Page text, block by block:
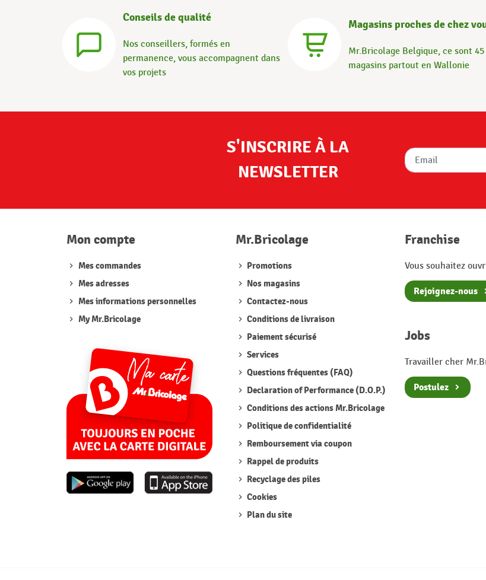
Conseils de qualité
Nos conseillers, formés en
permanence, vous accompagnent dans
vos projets
Magasins proches de chez
Mr.Bricolage Belgique, ce sont 45
magasins partout en Wallonie
S'INSCRIRE À LA
NEWSLETTER
Mon compte
Mes commandes
Mes adresses
Mes informations personnelles
My Mr.Bricolage
Mr.Bricolage
Promotions
Nos magasins
Contactez-nous
Conditions de livraison
Paiement sécurisé
Services
Questions fréquentes (FAQ)
Declaration of Performance (D.O.P.)
Conditions des actions Mr.Bricolage
Politique de confidentialité
Remboursement via coupon
Rappel de produits
Recyclage des piles
Cookies
Plan du site
Franchise
Vous souhaitez
Rejoignez-nous
Jobs
Travailler cher
Postulez